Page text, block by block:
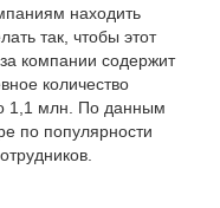
находить
так, чтобы этот
компании содержит
количество
1,1 млн. По данным
по популярности